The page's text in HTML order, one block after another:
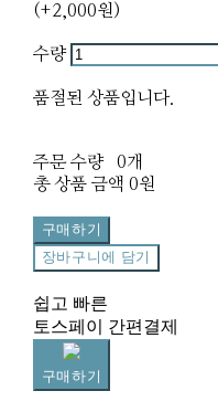
(+2,000원)
수량
품절된 상품입니다.
주문 수량
0개
총 상품 금액 0원
구매하기
장바구니에 담기
쉽고 빠른
토스페이 간편결제
구매하기